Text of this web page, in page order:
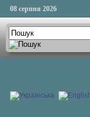
08 серпня 2026